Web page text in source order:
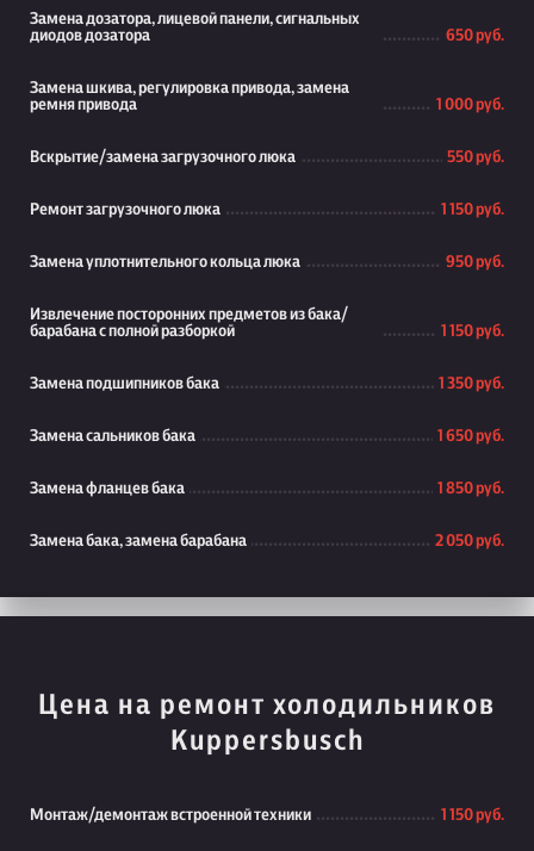
Замена дозатора, лицевой панели, сигнальных
диодов дозатора
650 руб.
Замена шкива, регулировка привода, замена
ремня привода
1 000 руб.
Вскрытие/замена загрузочного люка 550 руб.
Ремонт загрузочного люка 1 150 руб.
Замена уплотнительного кольца люка 950 руб.
Извлечение посторонних предметов из бака/
барабана с полной разборкой
1 150 руб.
Замена подшипников бака 1 350 руб.
Замена сальников бака 1 650 руб.
Замена фланцев бака 1 850 руб.
Замена бака, замена барабана 2 050 руб.
Цена на ремонт холодильников
Kuppersbusch
Монтаж/демонтаж встроенной техники 1 150 руб.